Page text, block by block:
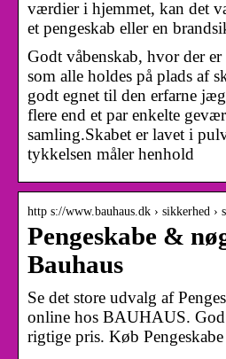
værdier i hjemmet, kan det
et pengeskab eller en
Godt våbenskab, hvor der
som alle holdes på plads af
godt egnet til den erfarne
flere end et par enkelte
samling.Skabet er lavet i
tykkelsen måler henhold
http s://www.bauhaus.dk › sikkerhed ›
Pengeskabe &
Bauhaus
Se det store udvalg af
online hos BAUHAUS.
rigtige pris. Køb